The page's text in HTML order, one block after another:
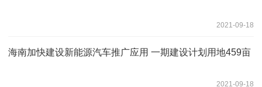
2021-09-18
海南加快建设新能源汽车推广应用 一期建设计划用地459亩
2021-09-18